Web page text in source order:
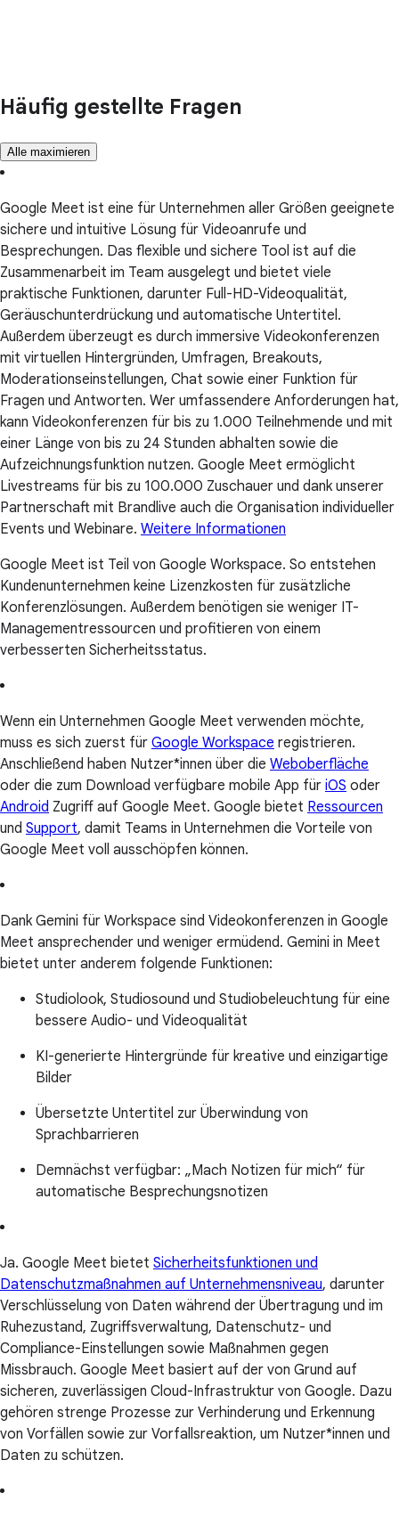
Häufig gestellte Fragen
Alle maximieren
Google Meet ist eine für Unternehmen aller Größen geeignete
sichere und intuitive Lösung für Videoanrufe und
Besprechungen. Das flexible und sichere Tool ist auf die
Zusammenarbeit im Team ausgelegt und bietet viele
praktische Funktionen, darunter Full-HD-Videoqualität,
Geräuschunterdrückung und automatische Untertitel.
Außerdem überzeugt es durch immersive Videokonferenzen
mit virtuellen Hintergründen, Umfragen, Breakouts,
Moderationseinstellungen, Chat sowie einer Funktion für
Fragen und Antworten. Wer umfassendere Anforderungen hat,
kann Videokonferenzen für bis zu 1.000 Teilnehmende und mit
einer Länge von bis zu 24 Stunden abhalten sowie die
Aufzeichnungsfunktion nutzen. Google Meet ermöglicht
Livestreams für bis zu 100.000 Zuschauer und dank unserer
Partnerschaft mit Brandlive auch die Organisation individueller
Events und Webinare. Weitere Informationen
Google Meet ist Teil von Google Workspace. So entstehen
Kundenunternehmen keine Lizenzkosten für zusätzliche
Konferenzlösungen. Außerdem benötigen sie weniger IT-
Managementressourcen und profitieren von einem
verbesserten Sicherheitsstatus.
Wenn ein Unternehmen Google Meet verwenden möchte,
muss es sich zuerst für Google Workspace registrieren.
Anschließend haben Nutzer*innen über die Weboberfläche
oder die zum Download verfügbare mobile App für iOS oder
Android Zugriff auf Google Meet. Google bietet Ressourcen
und Support, damit Teams in Unternehmen die Vorteile von
Google Meet voll ausschöpfen können.
Dank Gemini für Workspace sind Videokonferenzen in Google
Meet ansprechender und weniger ermüdend. Gemini in Meet
bietet unter anderem folgende Funktionen:
Studiolook, Studiosound und Studiobeleuchtung für eine
bessere Audio- und Videoqualität
KI-generierte Hintergründe für kreative und einzigartige
Bilder
Übersetzte Untertitel zur Überwindung von
Sprachbarrieren
Demnächst verfügbar: „Mach Notizen für mich“ für
automatische Besprechungsnotizen
Ja. Google Meet bietet Sicherheitsfunktionen und
Datenschutzmaßnahmen auf Unternehmensniveau, darunter
Verschlüsselung von Daten während der Übertragung und im
Ruhezustand, Zugriffsverwaltung, Datenschutz- und
Compliance-Einstellungen sowie Maßnahmen gegen
Missbrauch. Google Meet basiert auf der von Grund auf
sicheren, zuverlässigen Cloud-Infrastruktur von Google. Dazu
gehören strenge Prozesse zur Verhinderung und Erkennung
von Vorfällen sowie zur Vorfallsreaktion, um Nutzer*innen und
Daten zu schützen.